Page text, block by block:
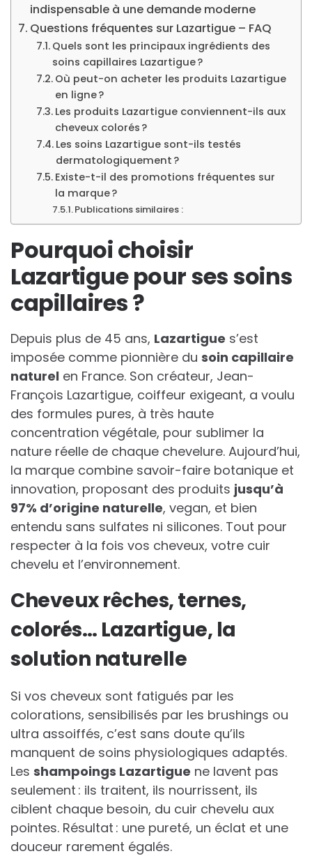
indispensable à une demande moderne
Questions fréquentes sur Lazartigue – FAQ
Quels sont les principaux ingrédients des
soins capillaires Lazartigue ?
Où peut-on acheter les produits Lazartigue
en ligne ?
Les produits Lazartigue conviennent-ils aux
cheveux colorés ?
Les soins Lazartigue sont-ils testés
dermatologiquement ?
Existe-t-il des promotions fréquentes sur
la marque ?
Publications similaires :
Pourquoi choisir
Lazartigue pour ses soins
capillaires ?
Depuis plus de 45 ans, Lazartigue s’est
imposée comme pionnière du soin capillaire
naturel en France. Son créateur, Jean-
François Lazartigue, coiffeur exigeant, a voulu
des formules pures, à très haute
concentration végétale, pour sublimer la
nature réelle de chaque chevelure. Aujourd’hui,
la marque combine savoir-faire botanique et
innovation, proposant des produits jusqu’à
97% d’origine naturelle, vegan, et bien
entendu sans sulfates ni silicones. Tout pour
respecter à la fois vos cheveux, votre cuir
chevelu et l’environnement.
Cheveux rêches, ternes,
colorés… Lazartigue, la
solution naturelle
Si vos cheveux sont fatigués par les
colorations, sensibilisés par les brushings ou
ultra assoiffés, c’est sans doute qu’ils
manquent de soins physiologiques adaptés.
Les shampoings Lazartigue ne lavent pas
seulement : ils traitent, ils nourrissent, ils
ciblent chaque besoin, du cuir chevelu aux
pointes. Résultat : une pureté, un éclat et une
douceur rarement égalés.